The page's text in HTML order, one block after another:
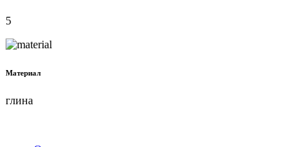
5
Материал
глина